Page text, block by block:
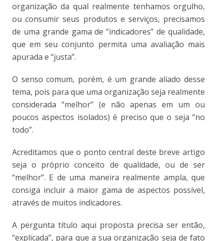
organização da qual realmente tenhamos orgulho,
ou consumir seus produtos e serviços, precisamos
de uma grande gama de “indicadores” de qualidade,
que em seu conjunto permita uma avaliação mais
apurada e “justa”.
O senso comum, porém, é um grande aliado desse
tema, pois para que uma organização seja realmente
considerada “melhor” (e não apenas em um ou
poucos aspectos isolados) é preciso que o seja “no
todo”.
Acreditamos que o ponto central deste breve artigo
seja o próprio conceito de qualidade, ou de ser
“melhor”. E de uma maneira realmente ampla, que
consiga incluir a maior gama de aspectos possível,
através de muitos indicadores.
A pergunta título aqui proposta precisa ser então,
“explicada”, para que a sua organização seja de fato